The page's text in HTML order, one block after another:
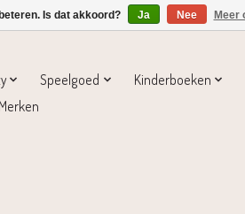
Speelgoed
Kinderboeken
Merken
Is dat akkoord? Ja Nee Meer